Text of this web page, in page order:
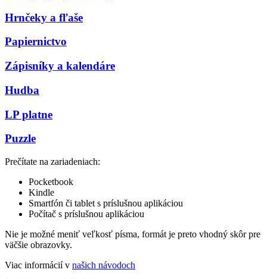
Hrnčeky a fľaše
Papiernictvo
Zápisníky a kalendáre
Hudba
LP platne
Puzzle
Prečítate na zariadeniach:
Pocketbook
Kindle
Smartfón či tablet s príslušnou aplikáciou
Počítač s príslušnou aplikáciou
Nie je možné meniť veľkosť písma, formát je preto vhodný skôr pre
väčšie obrazovky.
Viac informácií v našich návodoch